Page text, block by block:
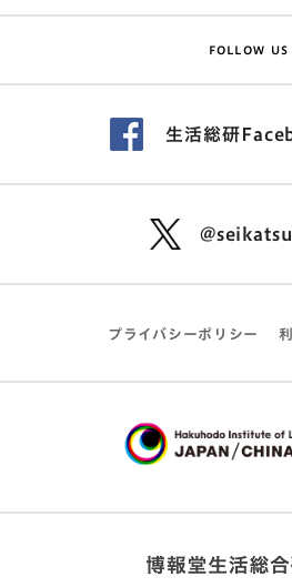
FOLLOW US
生活総研
プライバシーポリシー